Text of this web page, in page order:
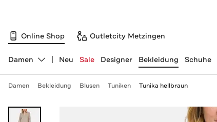
Online Shop Outletcity Metzingen
Abteilung ändern, ausgewählt:
Damen Neu Sale Designer Bekleidung Schuhe
Damen Bekleidung Blusen Tuniken Tunika hellbraun